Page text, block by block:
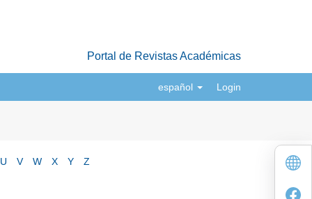
Portal de Revistas Académicas
español Login
U V W X Y Z